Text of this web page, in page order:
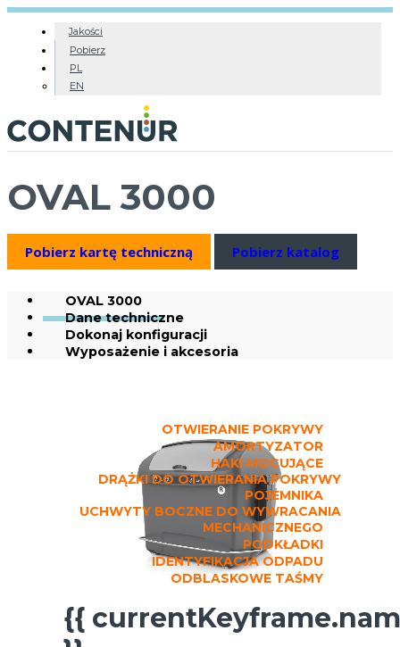
Jakości
Pobierz
PL
EN
OVAL 3000
Pobierz kartę techniczną Pobierz katalog
OVAL 3000
Dane techniczne
Dokonaj konfiguracji
Wyposażenie i akcesoria
{{
OTWIERANIE POKRYWY
AMORTYZATOR
HAKI MOCUJĄCE
DRĄŻKI DO OTWIERANIA POKRYWY
POJEMNIKA
UCHWYTY BOCZNE DO WYWRACANIA
MECHANICZNEGO
PODKŁADKI
IDENTYFIKACJA ODPADU
ODBLASKOWE TAŚMY
DANE TECHNICZNE